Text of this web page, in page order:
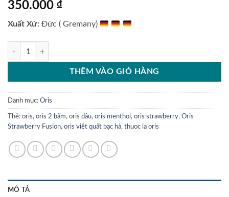
350.000 ₫
Xuất Xứ: Đức ( Gremany)
Oris Strawberry Fusion - Thuốc Lá Oris 2 Bấm số lượng
THÊM VÀO GIỎ HÀNG
Danh mục: Oris
Thẻ: oris, oris 2 bấm, oris dâu, oris menthol , oris strawberry, Oris
Strawberry Fusion, oris việt quất bạc hà, thuoc la oris
MÔ TẢ